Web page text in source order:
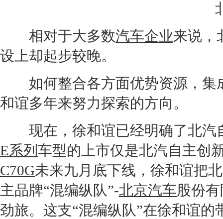
北
相对于大多数汽车企业来说，
设上却起步较晚。
如何整合各方面优势资源，集
和谊多年来努力探索的方向。
现在，徐和谊已经明确了北汽
E系列 车型的上市仅是北汽自主创
C70G未来九月底下线，徐和谊把
主品牌“混编纵队”-北京汽车股份
劲旅。这支“混编纵队”在徐和谊